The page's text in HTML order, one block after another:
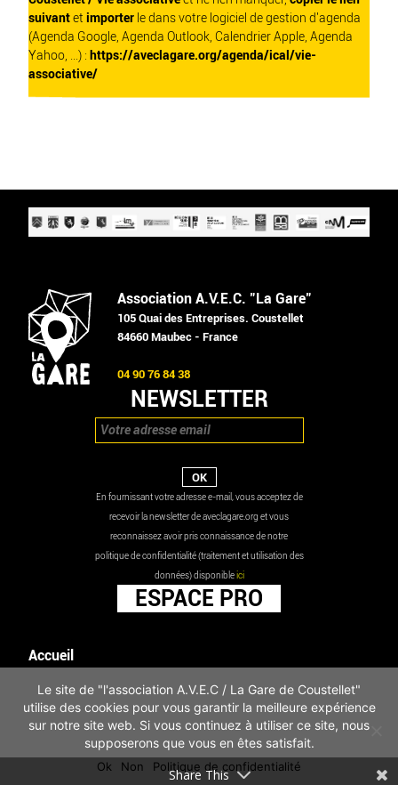
suivantet importer le dans votre logiciel de gestion d'agenda
(Agenda Google, Agenda Outlook, Calendrier Apple, Agenda
Yahoo, ...) : https://aveclagare.org/agenda/ical/vie-
associative/
Association A.V.E.C. "La Gare"
105 Quai des Entreprises. Coustellet
84660 Maubec - France
04 90 76 84 38
NEWSLETTER
En fournissant votre adresse e-mail, vous acceptez de
recevoir la newsletter de aveclagare.org et vous
reconnaissez avoir pris connaissance de notre
politique de confidentialité (traitement et utilisation des
données) disponibleici
ESPACE PRO
Accueil
Les actualités
Mentions légales
Infos pratiques
Politique de confidentialité
Share This
Le site de "l'association A.V.E.C / La Gare de Coustellet"
utilise des cookies pour vous garantir la meilleure expérience
sur notre site web. Si vous continuez à utiliser ce site, nous
supposerons que vous en êtes satisfait.
Ok Non Politique de confidentialité